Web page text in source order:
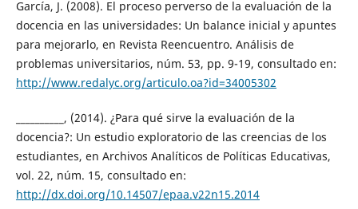
García, J. (2008). El proceso perverso de la evaluación de la
docencia en las universidades: Un balance inicial y apuntes
para mejorarlo, en Revista Reencuentro. Análisis de
problemas universitarios, núm. 53, pp. 9-19, consultado en:
http://www.redalyc.org/articulo.oa?id=34005302
__________, (2014). ¿Para qué sirve la evaluación de la
docencia?: Un estudio exploratorio de las creencias de los
estudiantes, en Archivos Analíticos de Políticas Educativas,
vol. 22, núm. 15, consultado en:
http://dx.doi.org/10.14507/epaa.v22n15.2014